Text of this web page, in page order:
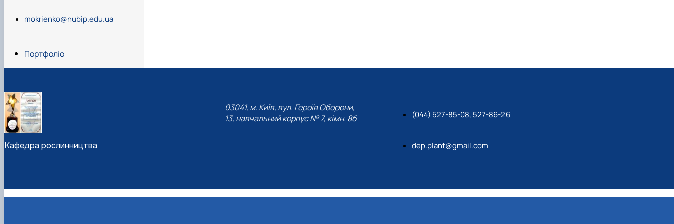
mokrienko@nubip.edu.ua
Портфоліо
Кафедра рослинництва
03041, м. Київ, вул. Героїв Оборони,
13, навчальний корпус № 7, кімн. 8б
(044) 527-85-08, 527-86-26
dep.plant@gmail.com